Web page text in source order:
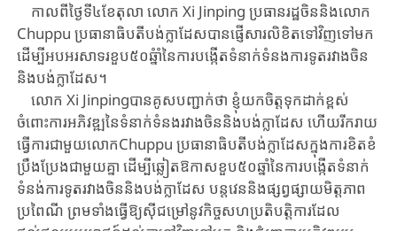
កាលពីថ្ងៃទី៤ខែតុលា លោក Xi Jinping​ ប្រធានរដ្ឋចិននិងលោក
Chuppu ប្រធានាធិបតី​បង់ក្លាដែសបានផ្ញើសារលិខិតទៅវិញទៅមក
ដើម្បីអបអរសាទរ​ខួប៥០ឆ្នំាំនៃការបង្កើតទំនាក់ទំនង​ការទូតរវាងចិន
និងបង់ក្លាដែស។
លោក Xi Jinping​បានគូសបញ្ជាក់ថា ខ្ញុំយកចិត្តទុកដាក់ខ្ពស់
ចំពោះការអភិវឌ្ឍ​នៃទំនាក់ទំនងរវាងចិននិងបង់ក្លាដែស ហើយ​រីករាយ
ធ្វើការជាមួយលោកChuppu ​ប្រធានាធិបតី​បង់ក្លាដែស​ក្នុងការខិតខំ
ប្រឹងប្រែងជាមួយគ្នា ដើម្បីឆ្លៀតឱកាសខួប៥០ឆ្នាំនៃការបង្កើតទំនាក់
ទំនង់ការទូតរវាងចិននិងបង់ក្លាដែស បន្តវេននិងផ្សព្វផ្សាយ​មិត្តភាព
ប្រពៃណី ព្រមទាំងធ្វើឱ្យស៊ីជម្រៅនូវកិច្ចសហប្រតិបត្តិការដែល